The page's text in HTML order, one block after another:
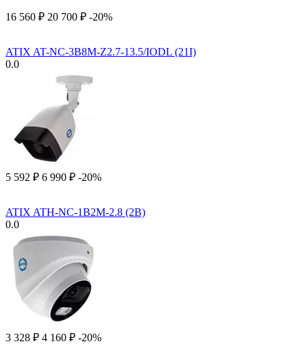
16 560 ₽ 20 700 ₽ -20%
ATIX AT-NC-3B8M-Z2.7-13.5/IODL (21I)
0.0
5 592 ₽ 6 990 ₽ -20%
ATIX ATH-NC-1B2M-2.8 (2B)
0.0
3 328 ₽ 4 160 ₽ -20%